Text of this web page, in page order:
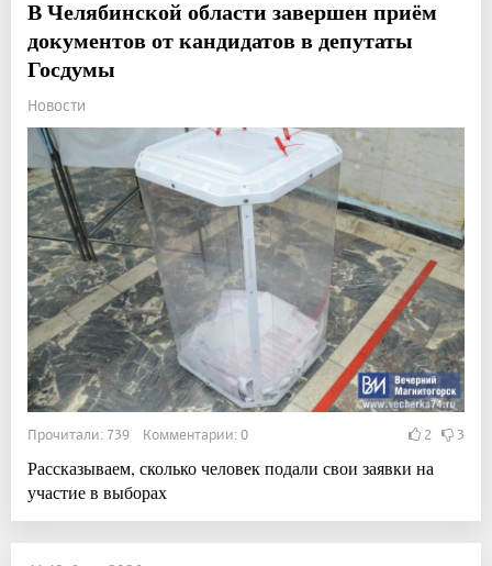
В Челябинской области завершен приём
документов от кандидатов в депутаты
Госдумы
Новости
Прочитали: 739 Комментарии: 0 2 3
Рассказываем, сколько человек подали свои заявки на
участие в выборах